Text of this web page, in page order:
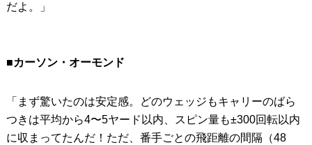
だよ。」
■カーソン・オーモンド
「まず驚いたのは安定感。どのウェッジもキャリーのばら
つきは平均から4〜5ヤード以内、スピン量も±300回転以内
に収まってたんだ！ただ、番手ごとの飛距離の間隔（48